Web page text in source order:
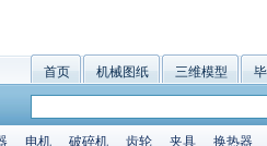
首页 机械图纸 三维模型
电机 破碎机 齿轮 夹具 换热器